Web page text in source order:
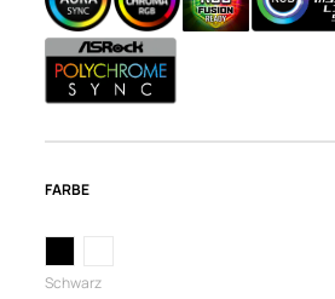
FARBE
Schwarz